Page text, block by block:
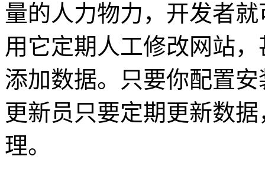
量的人力物力，开发者
用它定期人工修改网站
添加数据。只要你配置
更新员只要定期更新数
理。